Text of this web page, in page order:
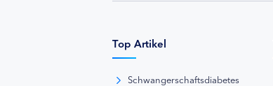
Top Artikel
Schwangerschaftsdiabetes